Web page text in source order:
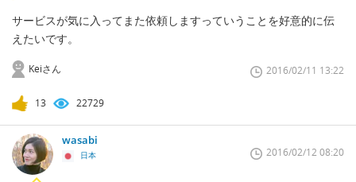
サービスが気に入ってまた依頼しますっていうことを好意的に伝
えたいです。
Keiさん 2016/02/11 13:22
13 22729
wasabi
日本 2016/02/12 08:20